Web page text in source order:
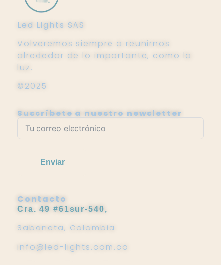
Led Lights SAS
Volveremos siempre a reunirnos
alrededor de lo importante, como la
luz.
©2025
Suscríbete a nuestro newsletter
Enviar
Contacto
Cra. 49 #61sur-540,
Sabaneta, Colombia
info@led-lights.com.co